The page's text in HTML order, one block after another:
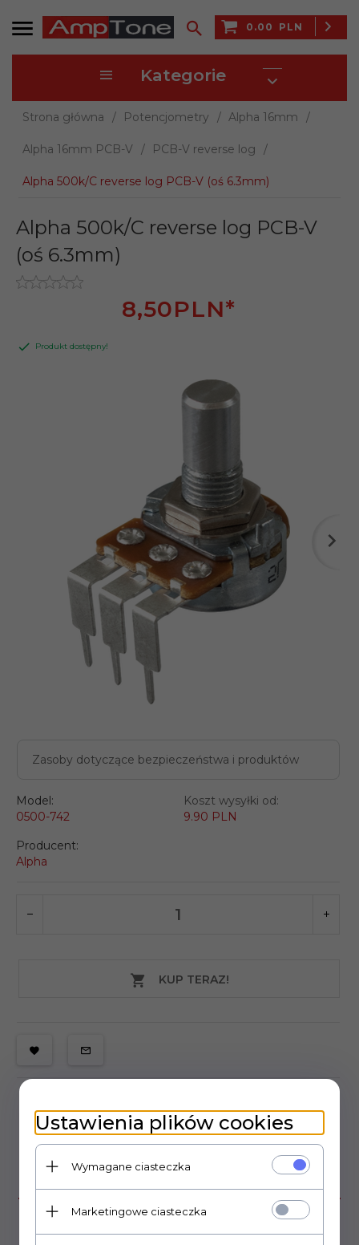
0.00 PLN
Kategorie
Strona główna Potencjometry Alpha 16mm
Alpha 16mm PCB-V PCB-V reverse log
Alpha 500k/C reverse log PCB-V (oś 6.3mm)
Zasoby dotyczące bezpieczeństwa i produktów
Alpha 500k/C reverse log PCB-V
(oś 6.3mm)
8,50PLN*
Produkt dostępny!
Model:
0500-742
Koszt wysyłki od:
9.90 PLN
Producent:
Alpha
KUP TERAZ!
Potencjometr ALPHA seria 16mm PCB montaż pionowy.
moc 0,25W
Ustawienia plików cookies
Wymagane ciasteczka
Marketingowe ciasteczka